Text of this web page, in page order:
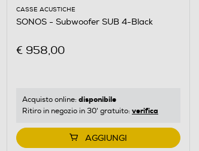
CASSE ACUSTICHE
SONOS - Subwoofer SUB 4-Black
€ 958,00
Acquisto online: disponibile
Ritiro in negozio in 30' gratuito: verifica
AGGIUNGI